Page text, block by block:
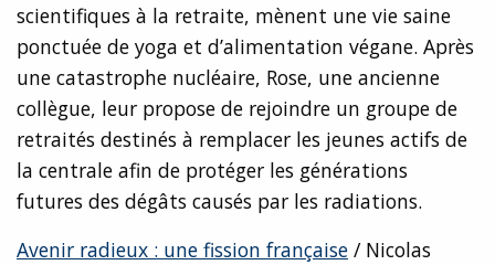
scientifiques à la retraite, mènent une vie saine
ponctuée de yoga et d’alimentation végane. Après
une catastrophe nucléaire, Rose, une ancienne
collègue, leur propose de rejoindre un groupe de
retraités destinés à remplacer les jeunes actifs de
la centrale afin de protéger les générations
futures des dégâts causés par les radiations.
Avenir radieux : une fission française / Nicolas